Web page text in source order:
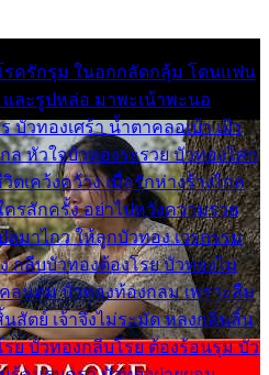
รครักรุม ในอกกลัดกลุ้ม โดนแฟน
ละรูปหล่อ มาพะเน้าพะนอ
บัวทองเศร้า น้ำตาคลอเบ้า เฝ้า
หัวใจบัวทองระรวย บัวทองโศก
ตเคว้งคว้าง เมื่อรักห่างร้างไกล
รสักครั้ง อย่าไปหวังความรวย
ลมาไกว ให้ลูกบัวทอง เวรกรรม
กลีบบัวทองต้องโรย บัวทองไม่
ลนตม บัวทองท้องกลม เพราะลืม
สัตย์ เจ้าจึงไม่ระมัด หลงกลิ่นลิ้น
ย บัวทองกลีบโรย ต้องร้อนรุม บัว